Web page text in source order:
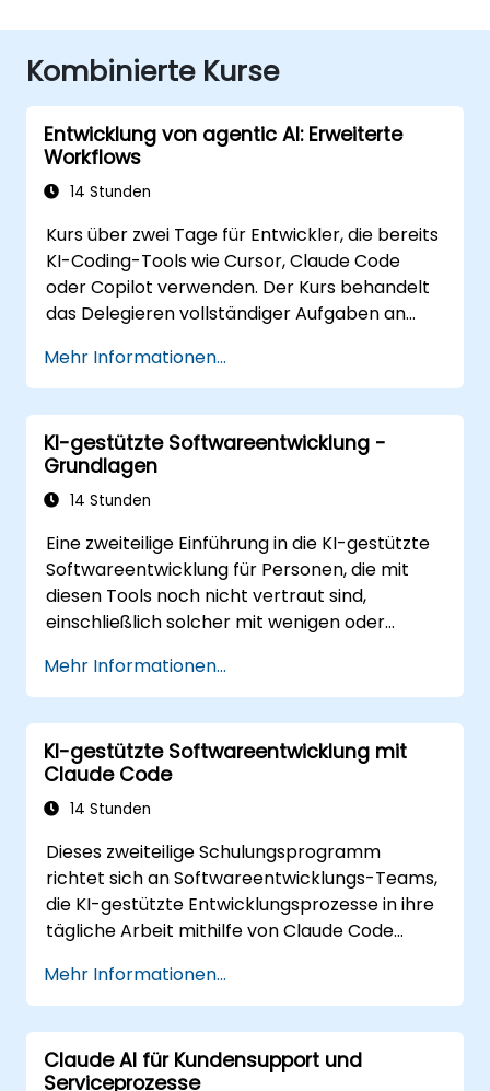
Kombinierte Kurse
Entwicklung von agentic AI: Erweiterte
Workflows
14 Stunden
Kurs über zwei Tage für Entwickler, die bereits
KI-Coding-Tools wie Cursor, Claude Code
oder Copilot verwenden. Der Kurs behandelt
das Delegieren vollständiger Aufgaben an
Stacks (Rules, AGENTS.md, Skills, MCP,
Agents), das Anbinden und Erstellen von
MCP-Servern, das parallele Ausführen von
Agenten sowie strukturierte agentic
Workflows. Die Materialien sind tool-
agnostisch. Der Kurs baut auf dem
Mehr Informationen...
KI-gestützte Softwareentwicklung -
Grundlagen
14 Stunden
Eine zweiteilige Einführung in die KI-gestützte
Softwareentwicklung für Personen, die mit
diesen Tools noch nicht vertraut sind,
einschließlich solcher mit wenigen oder
Schulungsmaterial behandelt die
Funktionsweise der Tools, die Steuerung durch
Prompts sowie deren Anwendung bei
gängigen Aufgaben: Erstellung eines kleinen
Projekts von Grund auf, Arbeit an einer
bestehenden Codebasis und Bewertung der
und gelten für Cursor, Claude Code, Copilot
und ähnliche Lösungen. Diese Schulung geht
der Weiterbildung "Agentic AI Development:
Advanced Workflows" voraus.
Mehr Informationen...
KI-gestützte Softwareentwicklung mit
Claude Code
14 Stunden
Dieses zweiteilige Schulungsprogramm
richtet sich an Softwareentwicklungs-Teams,
die KI-gestützte Entwicklungsprozesse in ihre
tägliche Arbeit mithilfe von Claude Code
Mehr Informationen...
Claude AI für Kundensupport und
Serviceprozesse